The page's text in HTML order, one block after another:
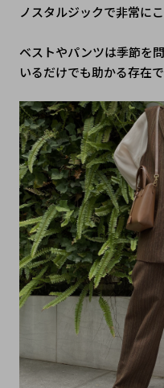
ノスタルジックで非常に
ベストやパンツは季節を
いるだけでも助かる存在